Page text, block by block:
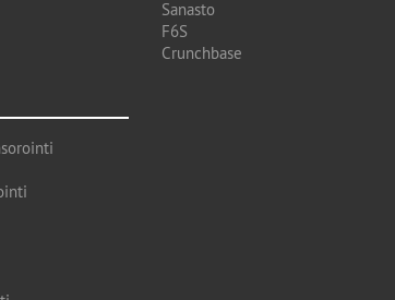
Sanasto
F6S
Crunchbase